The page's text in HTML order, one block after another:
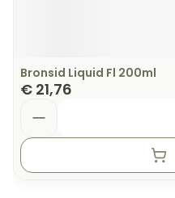
Bronsid Liquid Fl 200ml
€ 21,76